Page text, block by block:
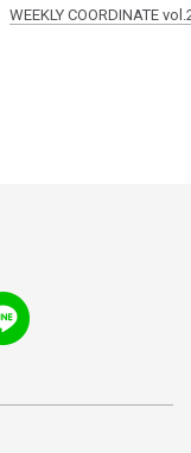
WEEKLY COORDINATE